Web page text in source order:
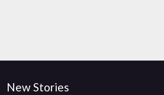
New Stories